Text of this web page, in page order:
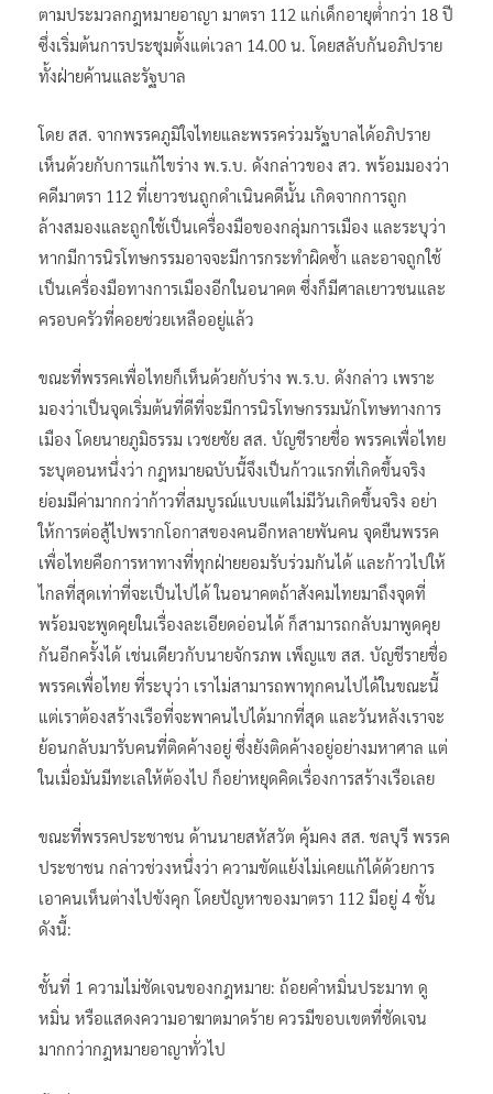
ตามประมวลกฎหมายอาญา มาตรา 112 แก่เด็กอายุต่ำกว่า 18 ปี
ซึ่งเริ่มต้นการประชุมตั้งแต่เวลา 14.00 น. โดยสลับกันอภิปราย
ทั้งฝ่ายค้านและรัฐบาล
โดย สส. จากพรรคภูมิใจไทยและพรรคร่วมรัฐบาลได้อภิปราย
เห็นด้วยกับการแก้ไขร่าง พ.ร.บ. ดังกล่าวของ สว. พร้อมมองว่า
คดีมาตรา 112 ที่เยาวชนถูกดำเนินคดีนั้น เกิดจากการถูก
ล้างสมองและถูกใช้เป็นเครื่องมือของกลุ่มการเมือง และระบุว่า
หากมีการนิรโทษกรรมอาจจะมีการกระทำผิดซ้ำ และอาจถูกใช้
เป็นเครื่องมือทางการเมืองอีกในอนาคต ซึ่งก็มีศาลเยาวชนและ
ครอบครัวที่คอยช่วยเหลืออยู่แล้ว
ขณะที่พรรคเพื่อไทยก็เห็นด้วยกับร่าง พ.ร.บ. ดังกล่าว เพราะ
มองว่าเป็นจุดเริ่มต้นที่ดีที่จะมีการนิรโทษกรรมนักโทษทางการ
เมือง โดยนายภูมิธรรม เวชยชัย สส. บัญชีรายชื่อ พรรคเพื่อไทย
ระบุตอนหนึ่งว่า กฎหมายฉบับนี้จึงเป็นก้าวแรกที่เกิดขึ้นจริง
ย่อมมีค่ามากกว่าก้าวที่สมบูรณ์แบบแต่ไม่มีวันเกิดขึ้นจริง อย่า
ให้การต่อสู้ไปพรากโอกาสของคนอีกหลายพันคน จุดยืนพรรค
เพื่อไทยคือการหาทางที่ทุกฝ่ายยอมรับร่วมกันได้ และก้าวไปให้
ไกลที่สุดเท่าที่จะเป็นไปได้ ในอนาคตถ้าสังคมไทยมาถึงจุดที่
พร้อมจะพูดคุยในเรื่องละเอียดอ่อนได้ ก็สามารถกลับมาพูดคุย
กันอีกครั้งได้ เช่นเดียวกับนายจักรภพ เพ็ญแข สส. บัญชีรายชื่อ
พรรคเพื่อไทย ที่ระบุว่า เราไม่สามารถพาทุกคนไปได้ในขณะนี้
แต่เราต้องสร้างเรือที่จะพาคนไปได้มากที่สุด และวันหลังเราจะ
ย้อนกลับมารับคนที่ติดค้างอยู่ ซึ่งยังติดค้างอยู่อย่างมหาศาล แต่
ในเมื่อมันมีทะเลให้ต้องไป ก็อย่าหยุดคิดเรื่องการสร้างเรือเลย
ขณะที่พรรคประชาชน ด้านนายสหัสวัต คุ้มคง สส. ชลบุรี พรรค
ประชาชน กล่าวช่วงหนึ่งว่า ความขัดแย้งไม่เคยแก้ได้ด้วยการ
เอาคนเห็นต่างไปขังคุก โดยปัญหาของมาตรา 112 มีอยู่ 4 ชั้น
ดังนี้:
ชั้นที่ 1 ความไม่ชัดเจนของกฎหมาย: ถ้อยคำหมิ่นประมาท ดู
หมิ่น หรือแสดงความอาฆาตมาดร้าย ควรมีขอบเขตที่ชัดเจน
มากกว่ากฎหมายอาญาทั่วไป